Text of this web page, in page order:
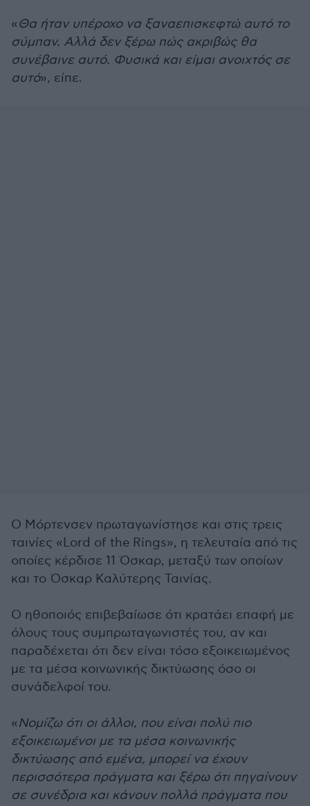
«Θα ήταν υπέροχο να ξαναεπισκεφτώ αυτό το
σύμπαν. Αλλά δεν ξέρω πώς ακριβώς θα
συνέβαινε αυτό. Φυσικά και είμαι ανοιχτός σε
αυτό», είπε.
Ο Μόρτενσεν πρωταγωνίστησε και στις τρεις
ταινίες «Lord of the Rings», η τελευταία από τις
οποίες κέρδισε 11 Όσκαρ, μεταξύ των οποίων
και το Όσκαρ Καλύτερης Ταινίας.
Ο ηθοποιός επιβεβαίωσε ότι κρατάει επαφή με
όλους τους συμπρωταγωνιστές του, αν και
παραδέχεται ότι δεν είναι τόσο εξοικειωμένος
με τα μέσα κοινωνικής δικτύωσης όσο οι
συνάδελφοί του.
«Νομίζω ότι οι άλλοι, που είναι πολύ πιο
εξοικειωμένοι με τα μέσα κοινωνικής
δικτύωσης από εμένα, μπορεί να έχουν
περισσότερα πράγματα και ξέρω ότι πηγαίνουν
σε συνέδρια και κάνουν πολλά πράγματα που